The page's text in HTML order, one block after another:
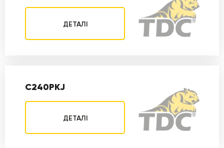
ДЕТАЛІ
С240PKJ
ДЕТАЛІ